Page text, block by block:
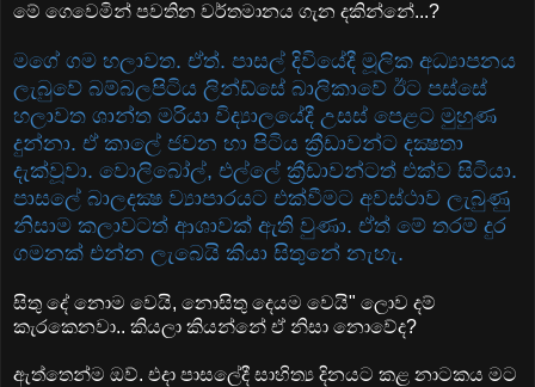
මේ ගෙවෙමින් පවතින වර්තමානය ගැන දකින්නේ...?
මගේ ගම හලාවත. ඒත්. පාසල් දිවියේදී මූලික අධ්‍යාපනය
ලැබුවේ බම්බලපිටිය ලින්ඩ්සේ බාලිකාවේ ඊට පස්‌සේ
හලාවත ශාන්ත මරියා විද්‍යාලයේදී උසස්‌ පෙළට මුහුණ
දුන්නා. ඒ කාලේ ජවන හා පිටිය ක්‍රීඩාවන්ට දක්‍ෂතා
දැක්‌වූවා. වොලිබෝල්, එල්ලේ ක්‍රීඩාවන්ටත් එක්‌ව සිටියා.
පාසලේ බාලදක්‍ෂ ව්‍යාපාරයට එක්‌වීමට අවස්‌ථාව ලැබුණු
නිසාම කලාවටත් ආශාවක්‌ ඇති වුණා. ඒත් මේ තරම් දුර
ගමනක්‌ එන්න ලැබෙයි කියා සිතුනේ නැහැ.
සිතු දේ නොම වෙයි, නොසිතු දෙයම වෙයි" ලොව දම්
කැරකෙනවා.. කියලා කියන්නේ ඒ නිසා නොවේද?
ඇත්තෙන්ම ඔව්. එදා පාසලේදී සාහිත්‍ය දිනයට කළ නාටකය මට